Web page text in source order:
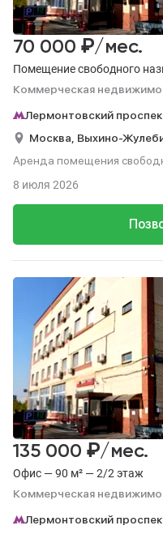
Помещение свободного
Коммерческая
70 000 ₽/мес.
Лермонтовский
Москва, Выхино-
Аренда помещения
8 июля 2026
Офис — 90 м² — 2/2 этаж
Коммерческая
135 000 ₽/мес.
Лермонтовский